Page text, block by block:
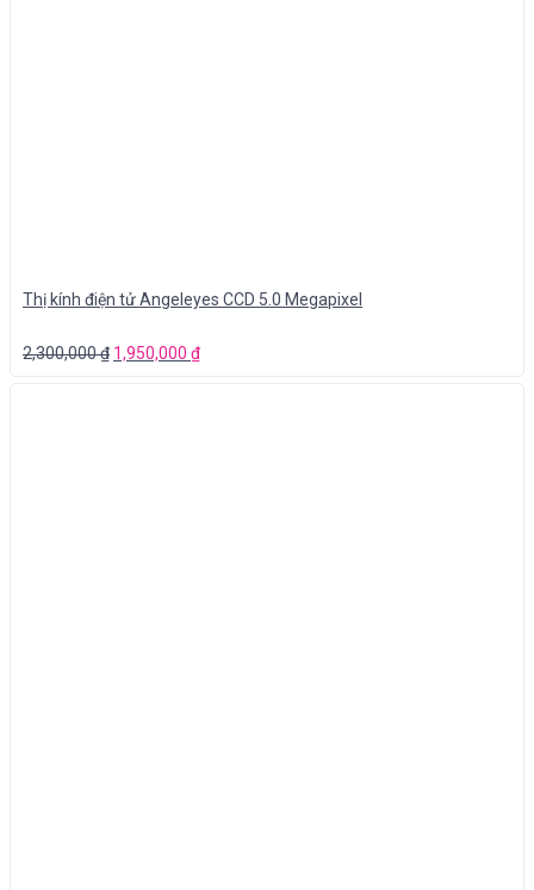
Thị kính điện tử Angeleyes CCD 5.0 Megapixel
2,300,000₫ 1,950,000 ₫